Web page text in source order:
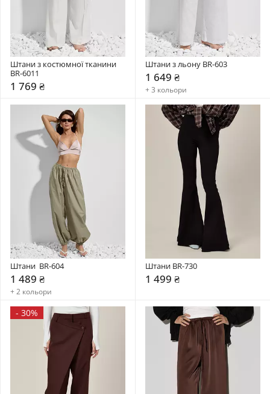
Штани з костюмної тканини
BR-6011
1 769 ₴
Штани з льону BR-603
1 649 ₴
+ 3 кольори
Штани  BR-604
1 489 ₴
+ 2 кольори
Штани BR-730
1 499 ₴
- 30%